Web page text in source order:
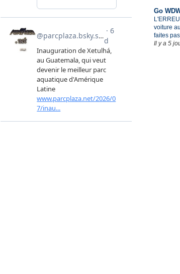
Go
voiture
faites
Il y a 5